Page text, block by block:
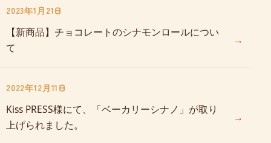
2023年1月21日
【新商品】チョコレートのシナモンロールについ
て
→
2022年12月11日
Kiss PRESS様にて、「ベーカリーシナノ」が取り
上げられました。
→